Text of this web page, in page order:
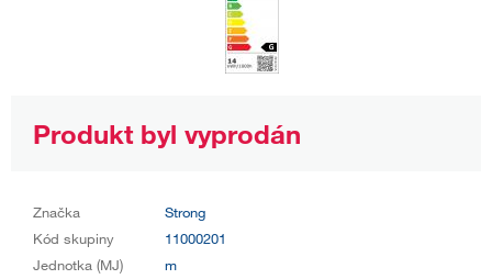
Produkt byl vyprodán
Značka
Strong
Kód skupiny
11000201
Jednotka (MJ)
m